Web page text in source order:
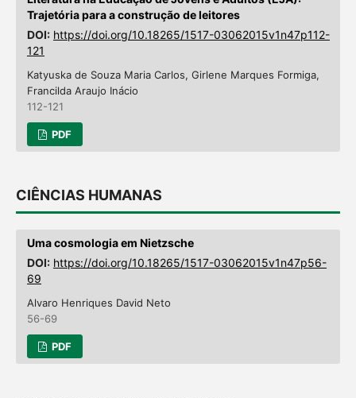
Trajetória para a construção de leitores
DOI: https://doi.org/10.18265/1517-03062015v1n47p112-
121
Katyuska de Souza Maria Carlos, Girlene Marques Formiga,
Francilda Araujo Inácio
112-121
PDF
CIÊNCIAS HUMANAS
Uma cosmologia em Nietzsche
DOI: https://doi.org/10.18265/1517-03062015v1n47p56-
69
Alvaro Henriques David Neto
56-69
PDF